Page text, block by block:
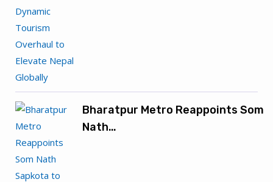
Bharatpur Metro Reappoints Som
Nath…